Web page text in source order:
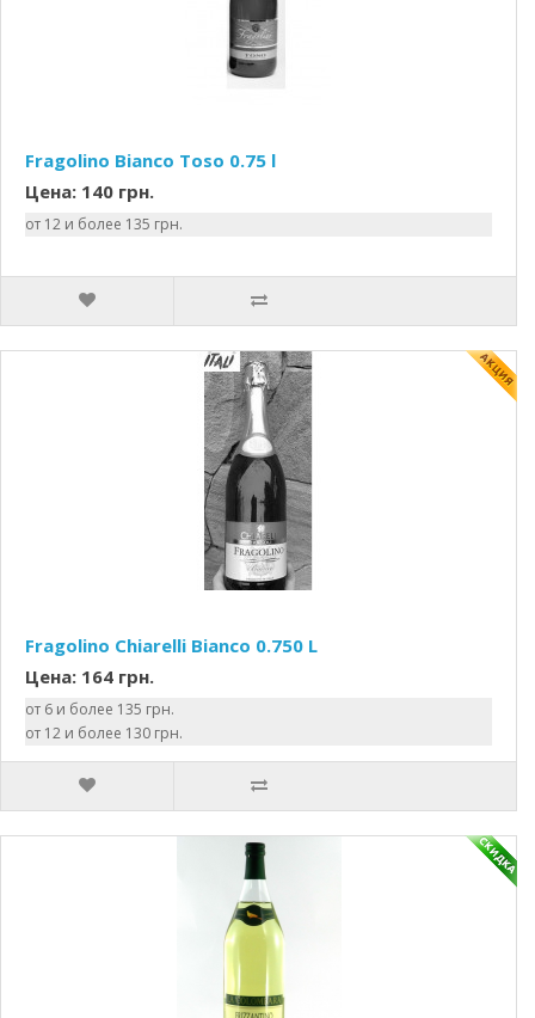
Fragolino Bianco Toso 0.75 l
Цена: 140 грн.
от 12 и более 135 грн.
Fragolino Chiarelli Bianco 0.750 L
Цена: 164 грн.
от 6 и более 135 грн.
от 12 и более 130 грн.